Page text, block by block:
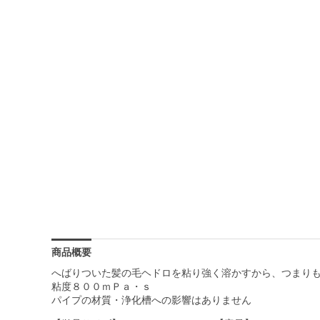
商品概要
へばりついた髪の毛ヘドロを粘り強く溶かすから、つまり
粘度８００ｍＰａ・ｓ
パイプの材質・浄化槽への影響はありません